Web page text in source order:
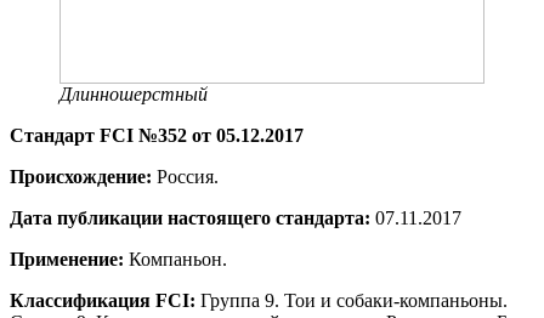
Длинношерстный
Стандарт FCI №352 от 05.12.2017
Происхождение: Россия.
Дата публикации настоящего стандарта: 07.11.2017
Применение: Компаньон.
Классификация FCI: Группа 9. Тои и собаки-компаньоны.